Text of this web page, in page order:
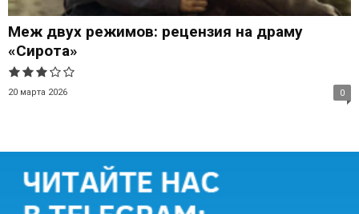
Меж двух режимов: рецензия на драму
«Сирота»
20 марта 2026 0